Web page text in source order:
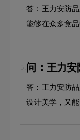
答：王力安防
能够在众多竞
5. 问：王力安
答：王力安防
设计美学，又